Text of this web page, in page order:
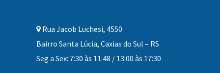
Rua Jacob Luchesi, 4550
Bairro Santa Lúcia, Caxias do Sul – RS
Seg a Sex: 7:30 às 11:48 / 13:00 às 17:30